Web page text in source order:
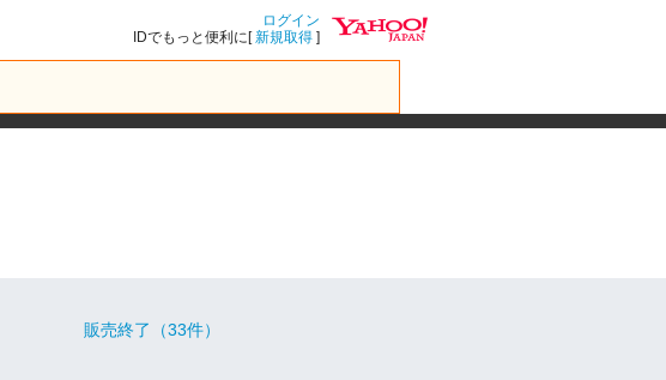
ログイン
IDでもっと便利に[新規取得 ]
販売終了（33件）